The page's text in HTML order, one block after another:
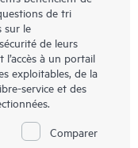
de tri
sur le
de leurs
à un portail
exploitables, de la
service et des
Comparer